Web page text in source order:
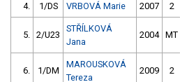
4. 1/DS VRBOVÁ Marie 2007 2
5. 2/U23
STŘÍLKOVÁ
Jana
2004 MT
6. 1/DM
MAROUSKOVÁ
Tereza
2009 2